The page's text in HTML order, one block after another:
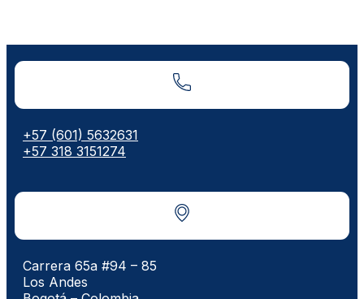
+57 (601) 5632631
+57 318 3151274
Carrera 65a #94 – 85
Los Andes